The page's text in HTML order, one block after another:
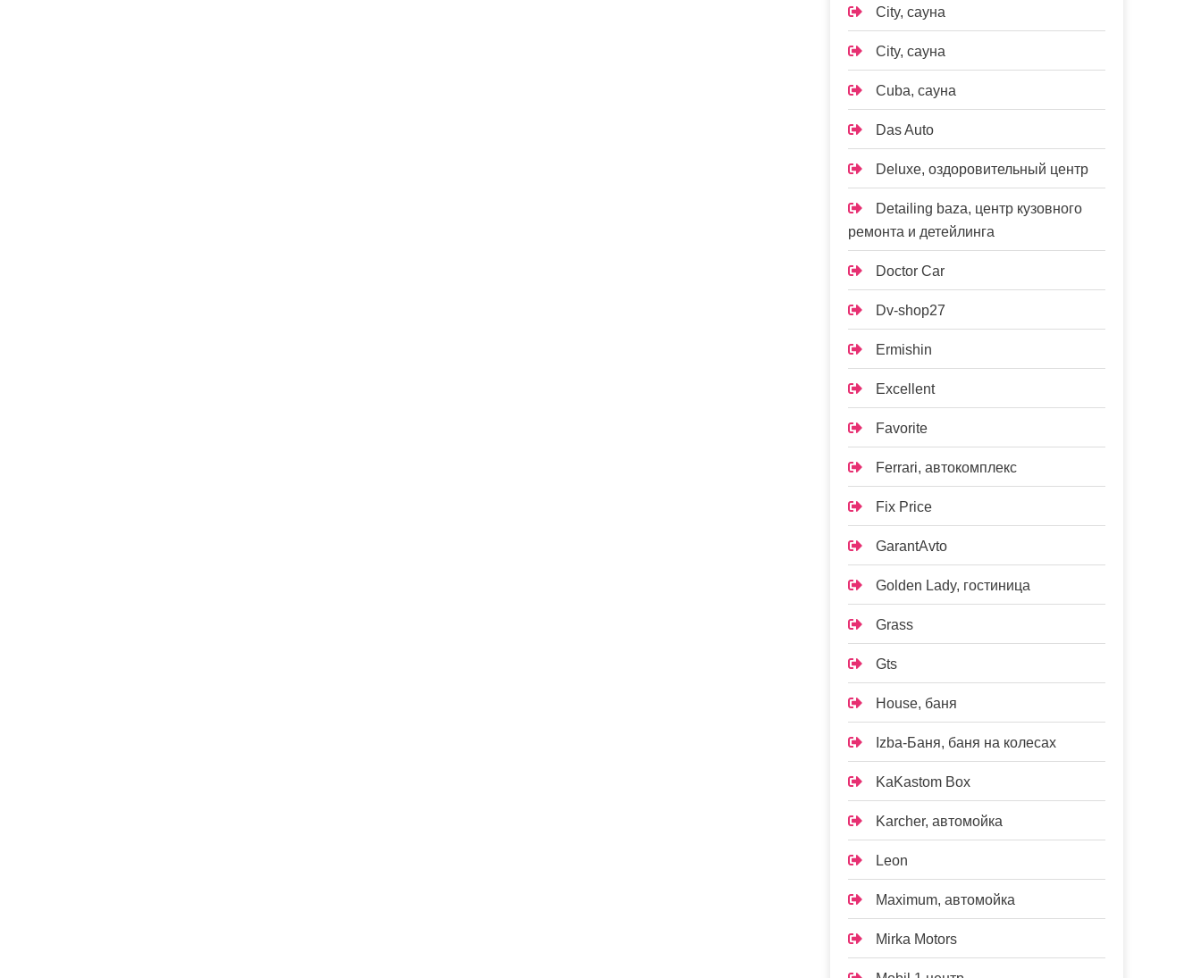
City, сауна
City, сауна
Cuba, сауна
Das Auto
Deluxe, оздоровительный центр
Detailing baza, центр кузовного
ремонта и детейлинга
Doctor Car
Dv-shop27
Ermishin
Excellent
Favorite
Ferrari, автокомплекс
Fix Price
GarantAvto
Golden Lady, гостиница
Grass
Gts
House, баня
Izba-Баня, баня на колесах
KaKastom Box
Karcher, автомойка
Leon
Maximum, автомойка
Mirka Motors